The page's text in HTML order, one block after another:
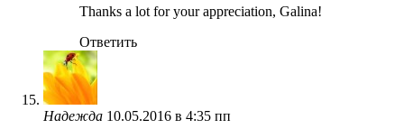
Thanks a lot for your appreciation, Galina!
Ответить
Надежда 10.05.2016 в 4:35 пп